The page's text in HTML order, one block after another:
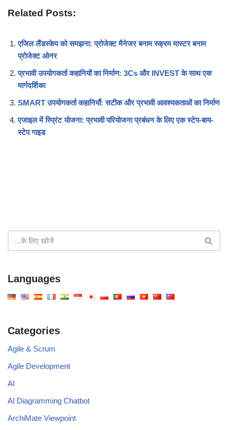
Related Posts:
एजिल लैंडस्केप को समझना: प्रोजेक्ट मैनेजर बनाम स्क्रम मास्टर बनाम
प्रोजेक्ट ओनर
प्रभावी उपयोगकर्ता कहानियों का निर्माण: 3Cs और INVEST के साथ एक
मार्गदर्शिका
SMART उपयोगकर्ता कहानियाँ: सटीक और प्रभावी आवश्यकताओं का निर्माण
एजाइल में स्प्रिंट योजना: प्रभावी परियोजना प्रबंधन के लिए एक स्टेप-बाय-
स्टेप गाइड
Languages
Categories
Agile & Scrum
Agile Development
AI
AI Diagramming Chatbot
ArchiMate Viewpoint